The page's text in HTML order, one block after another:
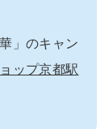
」のキャン
ップ京都駅